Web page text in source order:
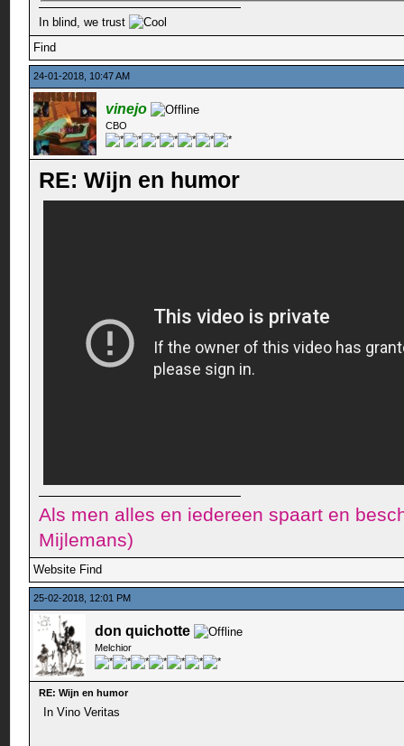
In blind, we trust
Find
24-01-2018, 10:47 AM
vinejo
CBO
RE: Wijn en humor
Als men alles en iedereen spaart en
Mijlemans)
Website Find
25-02-2018, 12:01 PM
don quichotte
Melchior
RE: Wijn en humor
In Vino Veritas